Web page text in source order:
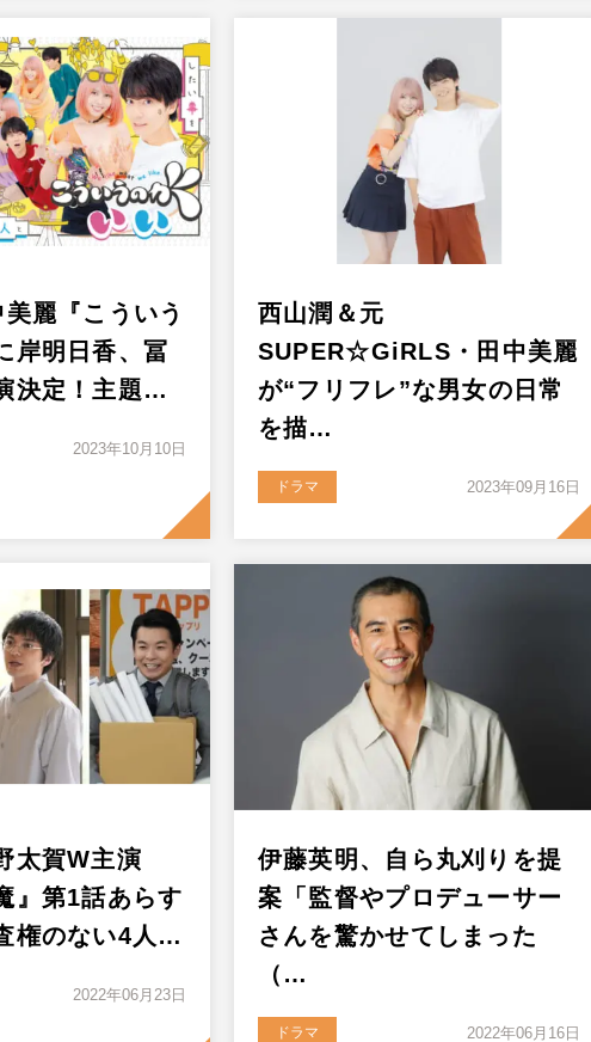
麗『こういう
岸明日香、冨
決定！主題…
2023年10月10日
西山潤＆元
SUPER☆GiRLS・田中美麗
が“フリフレ”な男女の日常
を描…
ドラマ 2023年09月16日
太賀W主演
』第1話あらす
権のない4人…
2022年06月23日
伊藤英明、自ら丸刈りを提
案「監督やプロデューサー
さんを驚かせてしまった
（…
ドラマ 2022年06月16日